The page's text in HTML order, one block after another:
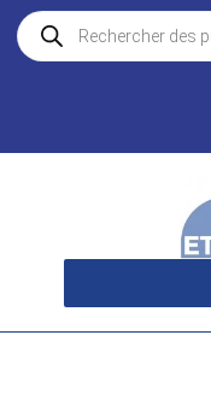
Recherche
de
produits